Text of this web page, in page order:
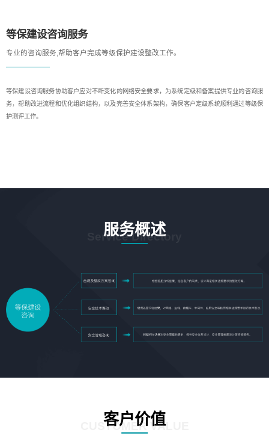
等保建设咨询服务
专业的咨询服务,帮助客户完成等级保护建设整改工作。
等保建设咨询服务协助客户应对不断变化的网络安全要求，为系统定级和备案提供专业的咨询服
务，帮助改进流程和优化组织结构，以及完善安全体系架构，确保客户定级系统顺利通过等级保
护测评工作。
服务概述
Service Directory
客户价值
CUSTOMER VALUE